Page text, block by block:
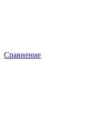
Сравнение